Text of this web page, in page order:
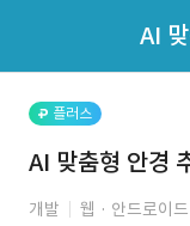
AI
지원자 목록 바로가
플러스
AI 맞춤형 안경
개발 웹 · 안드로이